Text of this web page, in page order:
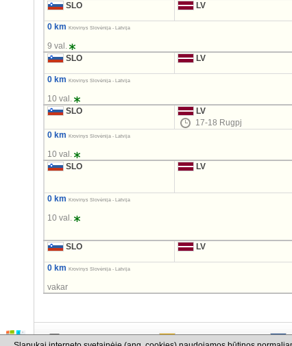
SLO
LV
0 km Krovinys Slovėnija - Latvija
9 val.
SLO
LV
0 km Krovinys Slovėnija - Latvija
10 val.
SLO
LV
17-18 Rugpj
0 km Krovinys Slovėnija - Latvija
10 val.
SLO
LV
0 km Krovinys Slovėnija - Latvija
10 val.
SLO LV
0 km Krovinys Slovėnija - Latvija
vakar
info@cargo.lt +370 655 17777